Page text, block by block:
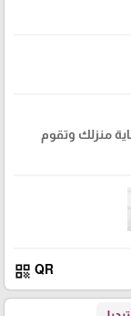
منزلك وتقوم
QR
qr_code